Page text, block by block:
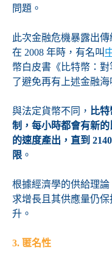
問題。
此次金融危機暴露出
在 2008 年時，有名叫
幣白皮書《比特幣：
了避免再有上述金融海
與法定貨幣不同， 比
制，每小時都會有新
的速度產出，直到
限 。
根據經濟學的供給理
求增長且其供應量仍
升。
3. 匿名性